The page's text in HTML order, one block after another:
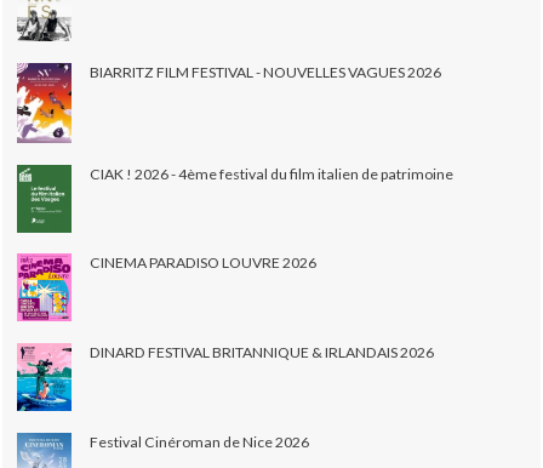
BIARRITZ FILM FESTIVAL - NOUVELLES VAGUES 2026
CIAK ! 2026 - 4ème festival du film italien de patrimoine
CINEMA PARADISO LOUVRE 2026
DINARD FESTIVAL BRITANNIQUE & IRLANDAIS 2026
Festival Cinéroman de Nice 2026